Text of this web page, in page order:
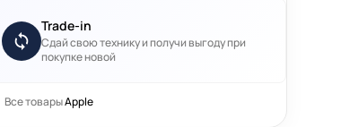
Trade-in
Сдай свою технику и получи выгоду при
покупке новой
Все товарыApple